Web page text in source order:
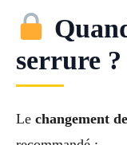
serrure ?
Le changement